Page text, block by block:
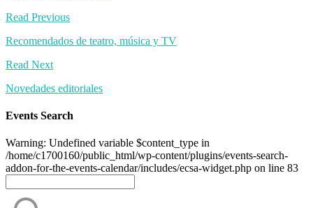
Read Previous
Recomendados de teatro, música y TV
Read Next
Novedades editoriales
Events Search
Warning: Undefined variable $content_type in
/home/c1700160/public_html/wp-content/plugins/events-search-
addon-for-the-events-calendar/includes/ecsa-widget.php on line 83